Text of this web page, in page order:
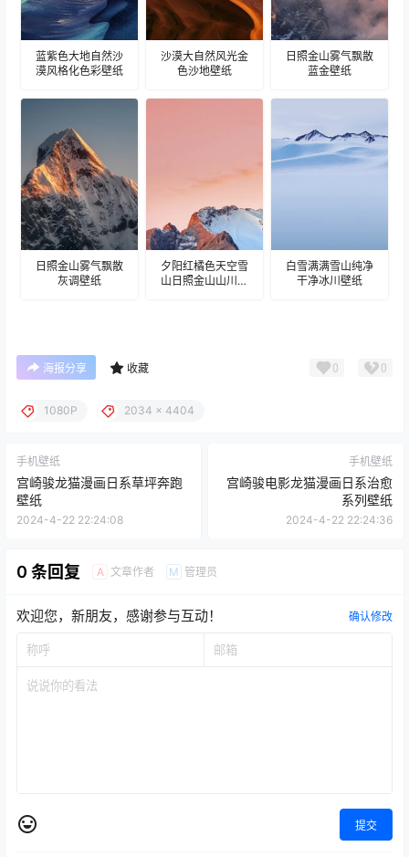
蓝紫色大地自然沙
漠风格化色彩壁纸
沙漠大自然风光金
色沙地壁纸
日照金山雾气飘散
蓝金壁纸
日照金山雾气飘散
灰调壁纸
夕阳红橘色天空雪
山日照金山山川壁
白雪满满雪山纯净
干净冰川壁纸
海报分享 收藏 0 0
1080P 2034 x 4404
手机壁纸
宫崎骏龙猫漫画日系草坪奔跑
壁纸
2024-4-22 22:24:08
手机壁纸
宫崎骏电影龙猫漫画日系治愈
系列壁纸
2024-4-22 22:24:36
0 条回复 A 文章作者 M 管理员
欢迎您，新朋友，感谢参与互动！ 确认修改
提交